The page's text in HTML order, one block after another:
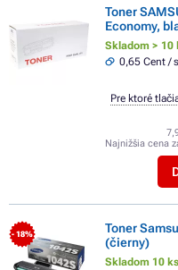
Toner
Economy,
Skladom > 10
0,65 Cent /
Najnižšia cena
Pre ktoré
- 18%
Toner
(čierny)
Skladom 10 ks